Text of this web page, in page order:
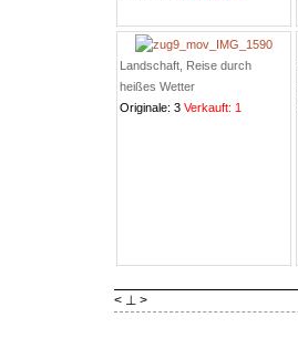
Landschaft, Reise durch
heißes Wetter
Originale: 3 Verkauft: 1
< ⊥ >